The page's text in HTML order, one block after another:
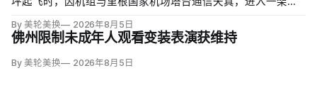
近横向仅0.8英里、垂直700英尺，构成“短暂失去安全间隔”；
白宫称总统从未处于危险中。
By 美轮美换 2026年8月5日
佛州限制未成年人观看变装表演获维持
By 美轮美换 2026年8月5日